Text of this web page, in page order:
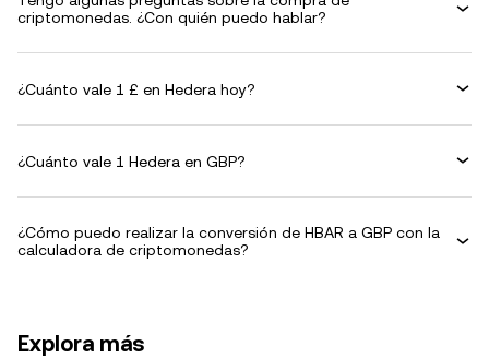
criptomonedas. ¿Con quién puedo hablar?
¿Cuánto vale 1 £ en Hedera hoy?
¿Cuánto vale 1 Hedera en GBP?
¿Cómo puedo realizar la conversión de HBAR a GBP con la
calculadora de criptomonedas?
Explora más